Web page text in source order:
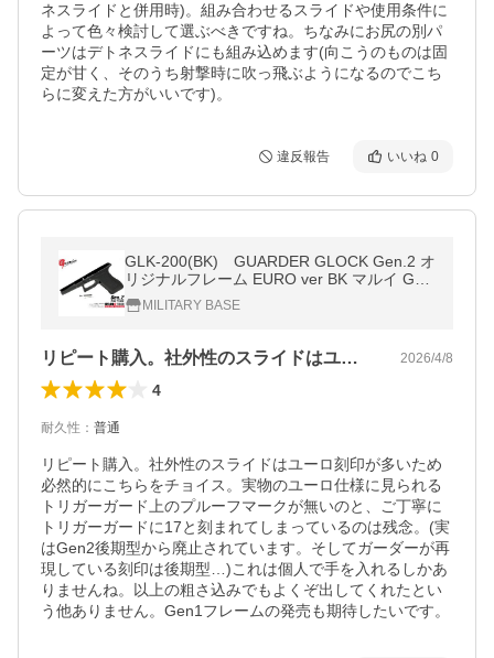
ネスライドと併用時)。組み合わせるスライドや使用条件に
よって色々検討して選ぶべきですね。ちなみにお尻の別パ
ーツはデトネスライドにも組み込めます(向こうのものは固
定が甘く、そのうち射撃時に吹っ飛ぶようになるのでこち
らに変えた方がいいです)。
違反報告 いいね 0
GLK-200(BK) GUARDER GLOCK Gen.2 オ
リジナルフレーム EURO ver BK マルイ GBB
G17/G18C/G22/G34用 GLOCK-200(BK)
MILITARY BASE
リピート購入。社外性のスライドはユーロ… 2026/4/8
4
耐久性 ： 普通
リピート購入。社外性のスライドはユーロ刻印が多いため
必然的にこちらをチョイス。実物のユーロ仕様に見られる
トリガーガード上のプルーフマークが無いのと、ご丁寧に
トリガーガードに17と刻まれてしまっているのは残念。(実
はGen2後期型から廃止されています。そしてガーダーが再
現している刻印は後期型…)これは個人で手を入れるしかあ
りませんね。以上の粗さ込みでもよくぞ出してくれたとい
う他ありません。Gen1フレームの発売も期待したいです。